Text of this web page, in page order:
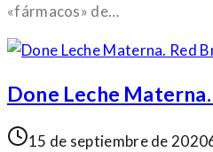
«fármacos» de…
Done Leche
15 de septiembre de 2020